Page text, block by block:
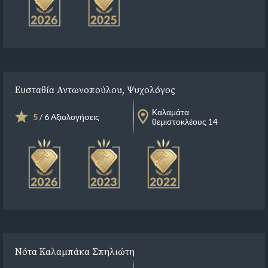
Ευσταθία Αντωνοπούλου, Ψυχολόγος
5/ 6 Αξιολογήσεις
Καλαμάτα
θεμιστοκλέους 14
Νότα Καλαμπάκα Σπηλιώτη